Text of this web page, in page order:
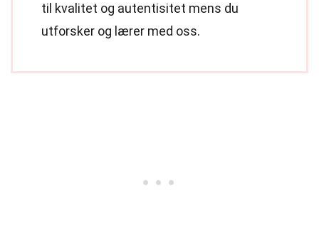
til kvalitet og autentisitet mens du
utforsker og lærer med oss.